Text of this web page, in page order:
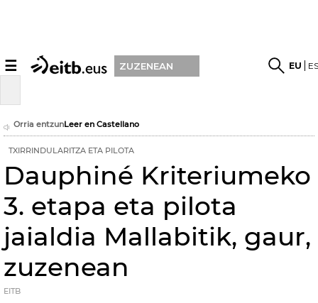
☰ ZUZENEAN EU
Orria entzunLeer en Castellano
TXIRRINDULARITZA ETA PILOTA
Dauphiné Kriteriumeko
3. etapa eta pilota
jaialdia Mallabitik, gaur,
zuzenean
EITB